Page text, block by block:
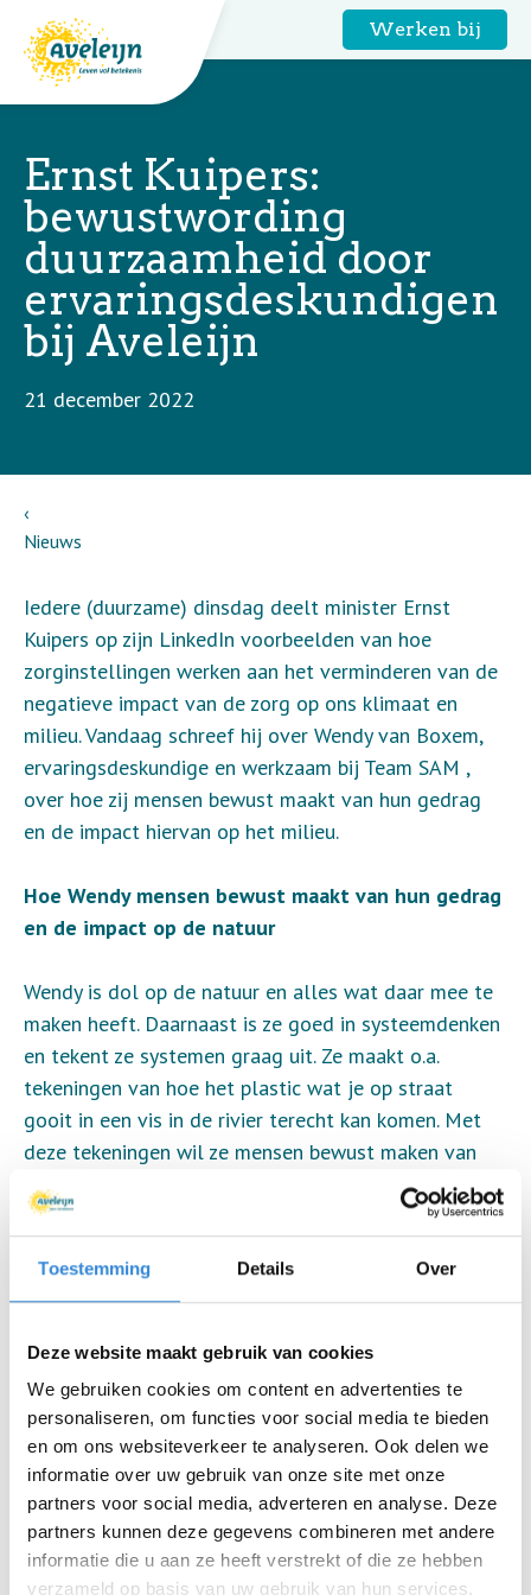
Toestemming Details Over
Deze website maakt gebruik van cookies
We gebruiken cookies om content en advertenties te
personaliseren, om functies voor social media te bieden
en om ons websiteverkeer te analyseren. Ook delen we
informatie over uw gebruik van onze site met onze
partners voor social media, adverteren en analyse. Deze
partners kunnen deze gegevens combineren met andere
informatie die u aan ze heeft verstrekt of die ze hebben
verzameld op basis van uw gebruik van hun services.
Werken bij
Ernst Kuipers:
bewustwording
duurzaamheid door
ervaringsdeskundigen
bij Aveleijn
21 december 2022
Nieuws
Iedere (duurzame) dinsdag deelt minister Ernst
Kuipers op zijn LinkedIn voorbeelden van hoe
zorginstellingen werken aan het verminderen van de
negatieve impact van de zorg op ons klimaat en
milieu. Vandaag schreef hij over Wendy van Boxem,
ervaringsdeskundige en werkzaam bij Team SAM ,
over hoe zij mensen bewust maakt van hun gedrag
en de impact hiervan op het milieu.
Hoe Wendy mensen bewust maakt van hun gedrag
en de impact op de natuur
Wendy is dol op de natuur en alles wat daar mee te
maken heeft. Daarnaast is ze goed in systeemdenken
en tekent ze systemen graag uit. Ze maakt o.a.
tekeningen van hoe het plastic wat je op straat
gooit in een vis in de rivier terecht kan komen. Met
deze tekeningen wil ze mensen bewust maken van
hun gedrag en wat voor invloed dat op de natuur
heeft. Ze hoopt dat mensen daardoor hun gedrag
de mensen die ze spreekt, zoals hoe je afval goed
kunt scheiden.
Reactie Susanne Bentvelsen
Susanne Bentvelsen, bestuurder, geeft aan
ontzettend trots te zijn op ervaringsdeskundigen als
Wendy. Ze vindt het onderwerp waar Wendy zich zo
gepassioneerd voor inzet, duurzaamheid, erg
belangrijk. Niet alleen persoonlijk, maar vooral ook
voor de organisatie. Zo is ze, als ambassadeur van de
Green Deal in de zorg, bezig met het verduurzamen